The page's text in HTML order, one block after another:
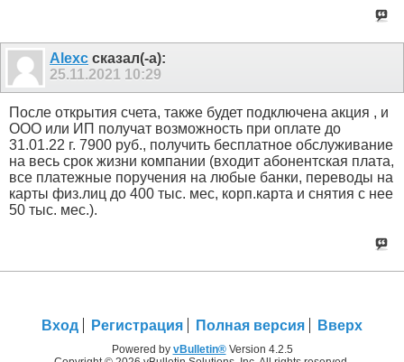
Alexc сказал(-а):
25.11.2021 10:29
После открытия счета, также будет подключена акция , и
ООО или ИП получат возможность при оплате до
31.01.22 г. 7900 руб., получить бесплатное обслуживание
на весь срок жизни компании (входит абонентская плата,
все платежные поручения на любые банки, переводы на
карты физ.лиц до 400 тыс. мес, корп.карта и снятия с нее
50 тыс. мес.).
Вход Регистрация Полная версия Вверх
Powered by vBulletin®Version 4.2.5